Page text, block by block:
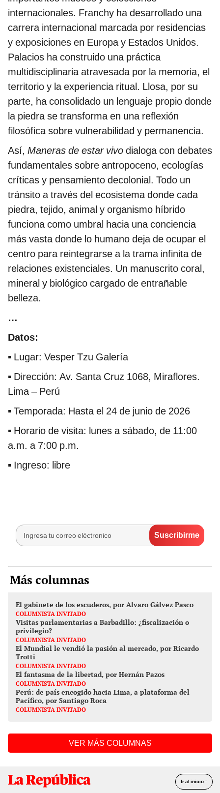
internacionales. Franchy ha desarrollado una
carrera internacional marcada por residencias
y exposiciones en Europa y Estados Unidos.
Palacios ha construido una práctica
multidisciplinaria atravesada por la memoria, el
territorio y la experiencia ritual. Llosa, por su
parte, ha consolidado un lenguaje propio donde
la piedra se transforma en una reflexión
filosófica sobre vulnerabilidad y permanencia.
Así, Maneras de estar vivo dialoga con debates
fundamentales sobre antropoceno, ecologías
críticas y pensamiento decolonial. Todo un
tránsito a través del ecosistema donde cada
piedra, tejido, animal y organismo híbrido
funciona como umbral hacia una conciencia
más vasta donde lo humano deja de ocupar el
centro para reintegrarse a la trama infinita de
relaciones existenciales. Un manuscrito coral,
mineral y biológico cargado de entrañable
belleza.
…
Datos:
▪ Lugar: Vesper Tzu Galería
▪ Dirección: Av. Santa Cruz 1068, Miraflores.
Lima – Perú
▪ Temporada: Hasta el 24 de junio de 2026
▪ Horario de visita: lunes a sábado, de 11:00
a.m. a 7:00 p.m.
▪ Ingreso: libre
Más columnas
El gabinete de los escuderos, por Alvaro Gálvez Pasco
COLUMNISTA INVITADO
Visitas parlamentarias a Barbadillo: ¿fiscalización o
privilegio?
COLUMNISTA INVITADO
El Mundial le vendió la pasión al mercado, por Ricardo
Trotti
COLUMNISTA INVITADO
El fantasma de la libertad, por Hernán Pazos
COLUMNISTA INVITADO
Perú: de país encogido hacia Lima, a plataforma del
Pacífico, por Santiago Roca
COLUMNISTA INVITADO
VER MÁS COLUMNAS
Ir al inicio ↑